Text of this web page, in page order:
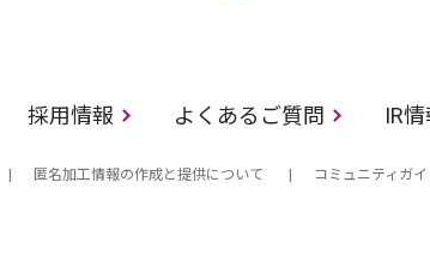
採用情報 よくあるご質問 IR
匿名加工情報の作成と提供について コミュニティガ